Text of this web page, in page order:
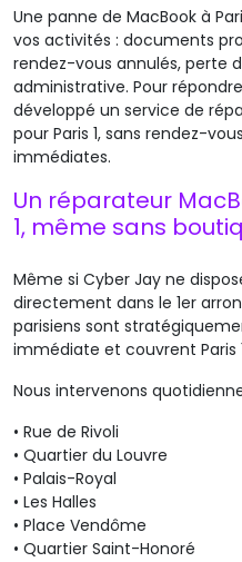
Une panne de MacBook à
vos activités : documents
rendez-vous annulés, perte
administrative. Pour
développé un service de
pour Paris 1, sans rendez-
immédiates.
Un réparateur
1, même sans
Même si Cyber Jay ne
directement dans le 1er
parisiens sont
immédiate et couvrent Paris
Nous intervenons
• Rue de Rivoli
• Quartier du Louvre
• Palais-Royal
• Les Halles
• Place Vendôme
• Quartier Saint-Honoré